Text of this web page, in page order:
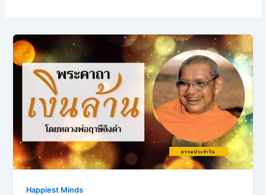
Happiest Minds